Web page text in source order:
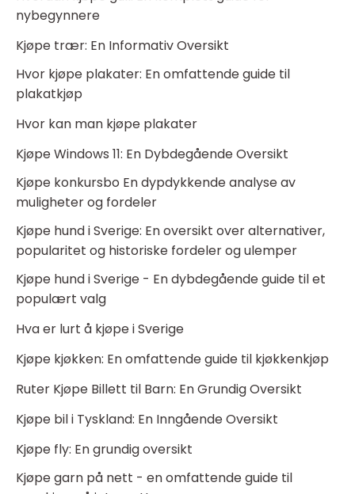
nybegynnere
Kjøpe trær: En Informativ Oversikt
Hvor kjøpe plakater: En omfattende guide til
plakatkjøp
Hvor kan man kjøpe plakater
Kjøpe Windows 11: En Dybdegående Oversikt
Kjøpe konkursbo En dypdykkende analyse av
muligheter og fordeler
Kjøpe hund i Sverige: En oversikt over alternativer,
popularitet og historiske fordeler og ulemper
Kjøpe hund i Sverige - En dybdegående guide til et
populært valg
Hva er lurt å kjøpe i Sverige
Kjøpe kjøkken: En omfattende guide til kjøkkenkjøp
Ruter Kjøpe Billett til Barn: En Grundig Oversikt
Kjøpe bil i Tyskland: En Inngående Oversikt
Kjøpe fly: En grundig oversikt
Kjøpe garn på nett - en omfattende guide til